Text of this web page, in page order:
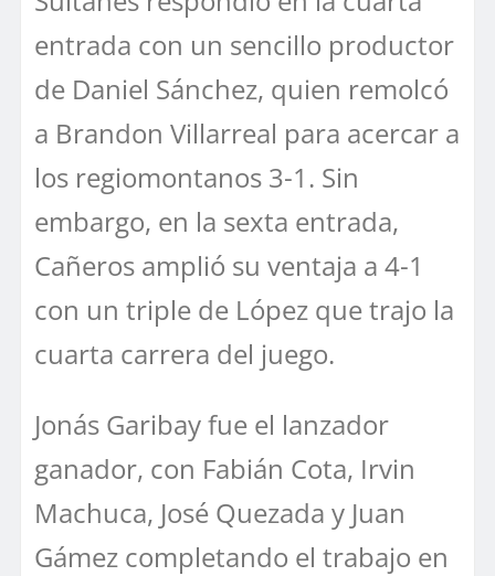
entrada con un sencillo productor
de Daniel Sánchez, quien remolcó
a Brandon Villarreal para acercar a
los regiomontanos 3-1. Sin
embargo, en la sexta entrada,
Cañeros amplió su ventaja a 4-1
con un triple de López que trajo la
cuarta carrera del juego.
Jonás Garibay fue el lanzador
ganador, con Fabián Cota, Irvin
Machuca, José Quezada y Juan
Gámez completando el trabajo en